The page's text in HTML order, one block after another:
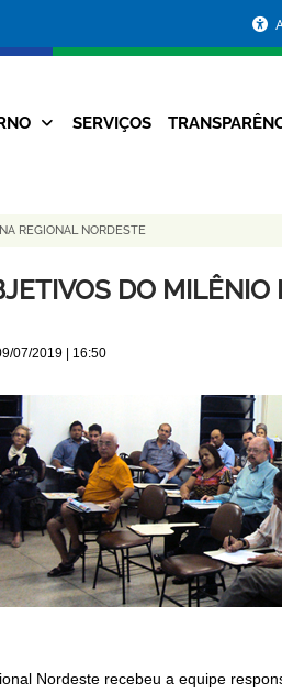
SERVIÇOS
REGIONAL NORDESTE
DO
07/2019 | 16:50
Nordeste recebeu a equipe